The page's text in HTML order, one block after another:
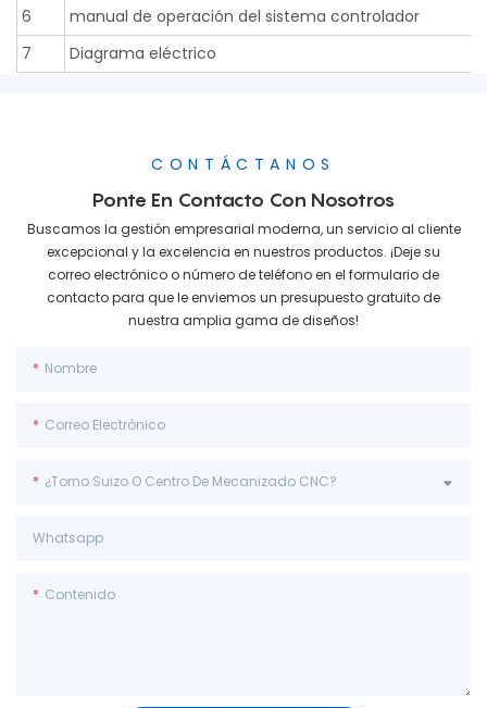
6
manual de operación del sistema controlador
7
Diagrama eléctrico
CONTÁCTANOS
Ponte En Contacto Con Nosotros
Buscamos la gestión empresarial moderna, un servicio al cliente
excepcional y la excelencia en nuestros productos. ¡Deje su
correo electrónico o número de teléfono en el formulario de
contacto para que le enviemos un presupuesto gratuito de
nuestra amplia gama de diseños!
Nombre
Correo Electrónico
¿Torno Suizo O Centro De Mecanizado CNC?
Whatsapp
Contenido